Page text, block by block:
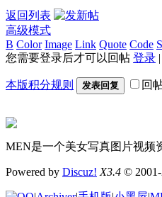
返回列表
高级模式
B Color Image Link Quote Code
您需要登录后才可以回帖 登录 |
本版积分规则 发表回复 回
MEN是一个美女写真图片视频
Powered by Discuz! X3.4 ©